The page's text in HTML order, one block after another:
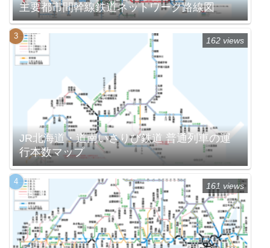
主要都市間幹線鉄道ネットワーク路線図
JR北海道・道南いさりび鉄道 普通列車の運
行本数マップ
162 views
161 views